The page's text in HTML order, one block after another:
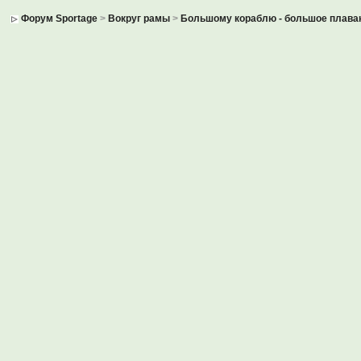
Форум Sportage > Вокруг рамы > Большому кораблю - большое